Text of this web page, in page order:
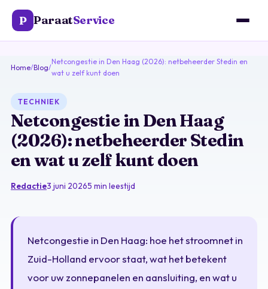
P ParaatService
Home/Blog/
Netcongestie in Den Haag (2026): netbeheerder Stedin en
wat u zelf kunt doen
TECHNIEK
Netcongestie in Den Haag
(2026): netbeheerder Stedin
en wat u zelf kunt doen
Redactie3 juni 20265 min leestijd
Netcongestie in Den Haag: hoe het stroomnet in
Zuid-Holland ervoor staat, wat het betekent
voor uw zonnepanelen en aansluiting, en wat u